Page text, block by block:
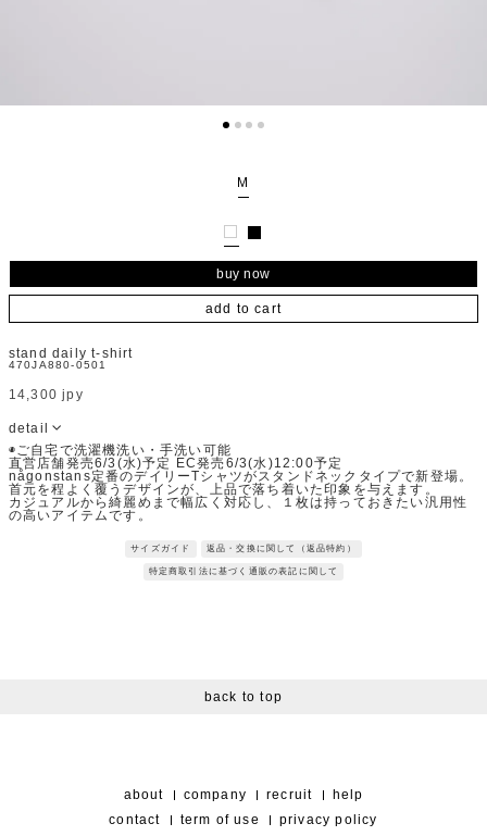
M
add to cart
stand daily t-shirt
470JA880-0501
14,300 jpy
detail
◉ご自宅で洗濯機洗い・手洗い可能
直営店舗発売6/3(水)予定 EC発売6/3(水)12:00予定
någonstans定番のデイリーTシャツがスタンドネックタイプで新登場。
首元を程よく覆うデザインが、上品で落ち着いた印象を与えます。
カジュアルから綺麗めまで幅広く対応し、１枚は持っておきたい汎用性
の高いアイテムです。
現存する超長綿の原綿といわれ、伝統的な農法を生かし手掴み収穫する
ことで柔らかいコットンを使用しています。
※サンプルを使用して撮影しております。実際の商品と仕様が異なる場
サイズガイド 返品・交換に関して（返品特約）
特定商取引法に基づく通販の表記に関して
back to top
about company recruit
help
contact
term of use privacy policy